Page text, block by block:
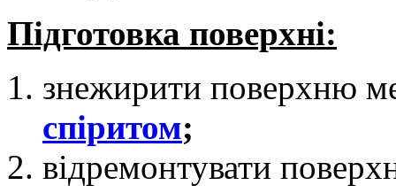
Підготовка поверхні:
знежирити поверхню
спіритом;
відремонтувати